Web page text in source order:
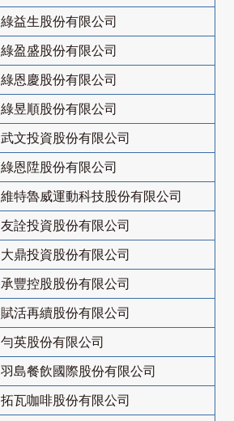
綠益生股份有限公司
綠盈盛股份有限公司
綠恩慶股份有限公司
綠昱順股份有限公司
武文投資股份有限公司
綠恩陞股份有限公司
維特魯威運動科技股份有限公司
友詮投資股份有限公司
大鼎投資股份有限公司
承豐控股股份有限公司
賦活再續股份有限公司
勻英股份有限公司
羽島餐飲國際股份有限公司
拓瓦咖啡股份有限公司